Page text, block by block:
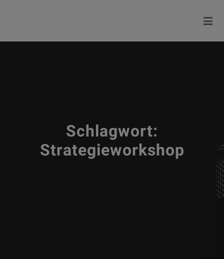
Schlagwort:
Strategieworkshop